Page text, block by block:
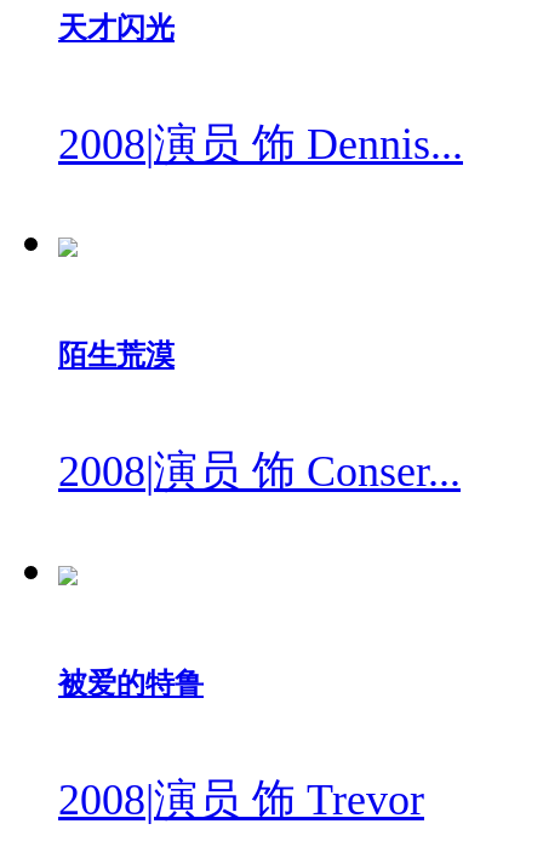
天才闪光
2008|演员 饰 Dennis...
陌生荒漠
2008|演员 饰 Conser...
被爱的特鲁
2008|演员 饰 Trevor